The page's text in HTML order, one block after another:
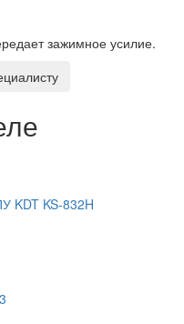
зажимное усилие.
KDT KS-832H